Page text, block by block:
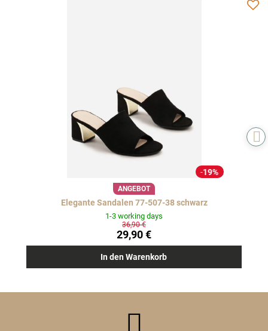
19%
ANGEBOT
Elegante Sandalen 77-507-38 schwarz
1-3 working days
29,90 €
36,90 €
In den Warenkorb